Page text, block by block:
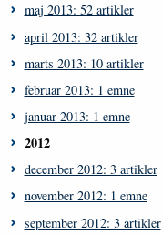
maj 2013: 52 artikler
april 2013: 32 artikler
marts 2013: 10 artikler
februar 2013: 1 emne
januar 2013: 1 emne
2012
december 2012: 3 artikler
november 2012: 1 emne
september 2012: 3 artikler